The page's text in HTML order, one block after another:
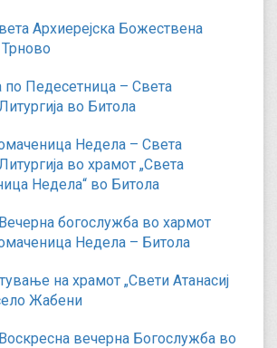
Архиерејска Божествена
Трново
Педесетница – Света
во Битола
Недела – Света
во храмот „Света
Недела“ во Битола
богослужба во хармот
Недела – Битола
на храмот „Свети Атанасиј
Жабени
вечерна Богослужба во